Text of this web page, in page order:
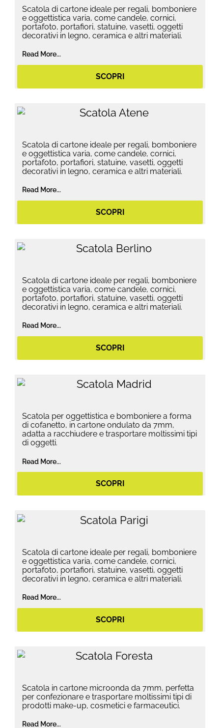
Scatola di cartone ideale per regali, bomboniere
e oggettistica varia, come candele, cornici,
portafoto, portafiori, statuine, vasetti, oggetti
decorativi in legno, ceramica e altri materiali.
Read More...
SCOPRI
Scatola di cartone ideale per regali, bomboniere
e oggettistica varia, come candele, cornici,
portafoto, portafiori, statuine, vasetti, oggetti
decorativi in legno, ceramica e altri materiali.
Read More...
SCOPRI
Scatola di cartone ideale per regali, bomboniere
e oggettistica varia, come candele, cornici,
portafoto, portafiori, statuine, vasetti, oggetti
decorativi in legno, ceramica e altri materiali.
Read More...
SCOPRI
Scatola per oggettistica e bomboniere a forma
di cofanetto, in cartone ondulato da 7mm,
adatta a racchiudere e trasportare moltissimi tipi
di oggetti.
Read More...
SCOPRI
Scatola di cartone ideale per regali, bomboniere
e oggettistica varia, come candele, cornici,
portafoto, portafiori, statuine, vasetti, oggetti
decorativi in legno, ceramica e altri materiali.
Read More...
SCOPRI
Scatola in cartone microonda da 7mm, perfetta
per confezionare e trasportare moltissimi tipi di
prodotti make-up, cosmetici e farmaceutici.
Read More...